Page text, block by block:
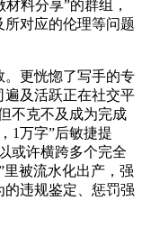
料分享”的群组，
对应的伦理等问题
更恍惚了写手的专
遍及活跃正在社交平
不克不及成为完成
1万字”后敏捷提
或许横跨多个完全
被流水化出产，强
违规鉴定、惩罚强